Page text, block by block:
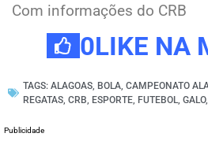
Com informações do CRB
0LIKE NA
TAGS: ALAGOAS, BOLA, CAMPEONATO
REGATAS, CRB, ESPORTE, FUTEBOL, GALO,
Publicidade